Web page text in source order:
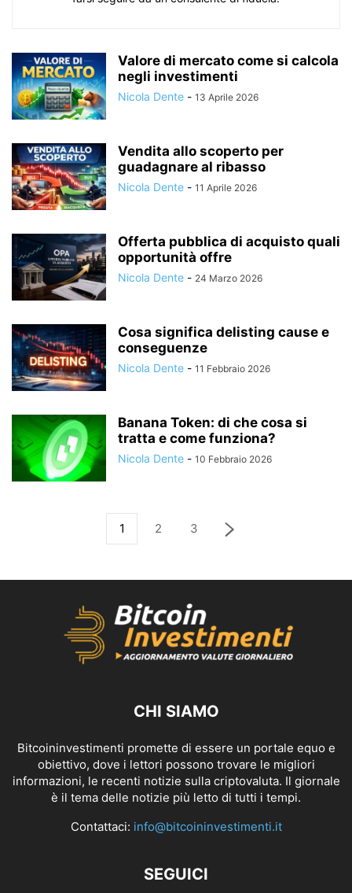
Valore di mercato come si calcola
negli investimenti
Nicola Dente - 13 Aprile 2026
Vendita allo scoperto per
guadagnare al ribasso
Nicola Dente - 11 Aprile 2026
Offerta pubblica di acquisto quali
opportunità offre
Nicola Dente - 24 Marzo 2026
Cosa significa delisting cause e
conseguenze
Nicola Dente - 11 Febbraio 2026
Banana Token: di che cosa si
tratta e come funziona?
Nicola Dente - 10 Febbraio 2026
1 2 3
CHI SIAMO
Bitcoininvestimenti promette di essere un portale equo e
obiettivo, dove i lettori possono trovare le migliori
informazioni, le recenti notizie sulla criptovaluta. Il giornale
è il tema delle notizie più letto di tutti i tempi.
Contattaci: info@bitcoininvestimenti.it
SEGUICI